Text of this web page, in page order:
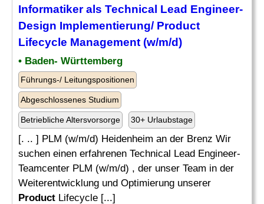
Informatiker als Technical Lead Engineer-
Design Implementierung/ Product
Lifecycle Management (w/m/d)
• Baden- Württemberg
Führungs-/ Leitungspositionen
Abgeschlossenes Studium
Betriebliche Altersvorsorge 30+ Urlaubstage
[. .. ] PLM (w/m/d) Heidenheim an der Brenz Wir
suchen einen erfahrenen Technical Lead Engineer-
Teamcenter PLM (w/m/d) , der unser Team in der
Weiterentwicklung und Optimierung unserer
Product Lifecycle [...]